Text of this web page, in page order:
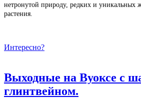
нетронутой природу, редких и уникальных
растения.
Интересно?
Выходные на Вуоксе с
глинтвейном.